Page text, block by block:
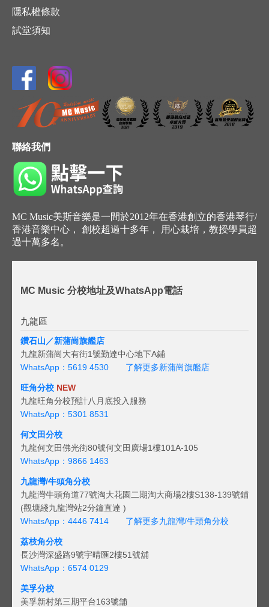
隱私權條款
試堂須知
聯絡我們
MC Music美斯音樂是一間於2012年在香港創立的香港琴行/
香港音樂中心， 創校超過十多年， 用心栽培，教授學員超
過十萬多名。
MC Music 分校地址及WhatsApp電話
九龍區
鑽石山／新蒲崗旗艦店
九龍新蒲崗大有街1號勤達中心地下A鋪
WhatsApp：5619 4530
了解更多新蒲崗旗艦店
旺角分校 NEW
九龍旺角分校預計八月底投入服務
WhatsApp：5301 8531
何文田分校
九龍何文田佛光街80號何文田廣場1樓101A-105
WhatsApp：9866 1463
九龍灣/牛頭角分校
九龍灣牛頭角道77號淘大花園二期淘大商場2樓S138-139號鋪
(觀塘綫九龍灣站2分鐘直達 )
WhatsApp：4446 7414
了解更多九龍灣/牛頭角分校
荔枝角分校
長沙灣深盛路9號宇晴匯2樓51號舖
WhatsApp：6574 0129
美孚分校
美孚新村第三期平台163號舖